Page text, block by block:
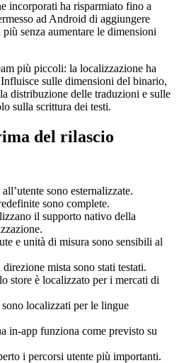
incorporati ha risparmiato fino a
ad Android di aggiungere
senza aumentare le dimensioni
più piccoli: la localizzazione ha
sulle dimensioni del binario,
distribuzione delle traduzioni e sulle
sulla scrittura dei testi.
del rilascio
sono esternalizzate.
sono complete.
il supporto nativo della
e unità di misura sono sensibili al
mista sono stati testati.
store è localizzato per i mercati di
sono localizzati per le lingue
in-app funziona come previsto su
i percorsi utente più importanti.